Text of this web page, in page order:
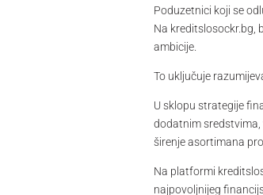
Poduzetnici koji se
Na kreditslosockr.bg,
ambicije.
To uključuje
U sklopu strategije
dodatnim sredstvima,
širenje asortimana
Na platformi
najpovoljnijeg